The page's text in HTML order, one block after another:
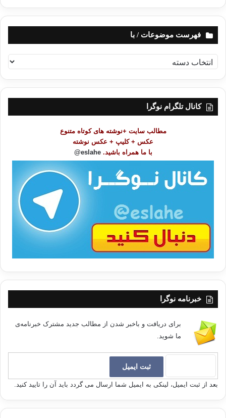
فهرست موضوعات / با
ه
ر
کانال تلگرام نوگرا
مطالب سایت +نوشته های کوتاه متنوع
عکس + کلیپ + عکس نوشته
با ما همراه باشید. eslahe@
خبرنامه نوگرا
برای دریافت و باخبر شدن از مطالب جدید مشترک خبرنامه‌ی
ما شوید.
بعد از ثبت ایمیل، لینکی به ایمیل شما ارسال می گردد باید آن را تایید کنید.